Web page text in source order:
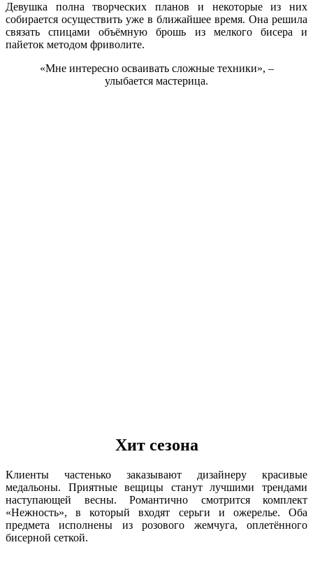
Девушка полна творческих планов и некоторые из них
собирается осуществить уже в ближайшее время. Она решила
связать спицами объёмную брошь из мелкого бисера и
пайеток методом фриволите.
«Мне интересно осваивать сложные техники», –
улыбается мастерица.
Хит сезона
Клиенты частенько заказывают дизайнеру красивые
медальоны. Приятные вещицы станут лучшими трендами
наступающей весны. Романтично смотрится комплект
«Нежность», в который входят серьги и ожерелье. Оба
предмета исполнены из розового жемчуга, оплетённого
бисерной сеткой.